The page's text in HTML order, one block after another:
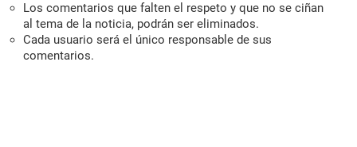
Los comentarios que falten el respeto y que no se ciñan
al tema de la noticia, podrán ser eliminados.
Cada usuario será el único responsable de sus
comentarios.